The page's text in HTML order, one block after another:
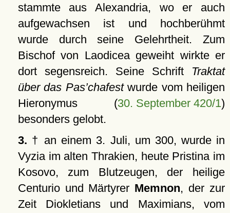
stammte aus Alexandria, wo er auch
aufgewachsen ist und hochberühmt
wurde durch seine Gelehrtheit. Zum
Bischof von Laodicea geweiht wirkte er
dort segensreich. Seine Schrift Traktat
über das Pas’chafestwurde vom heiligen
Hieronymus (30. September 420/1)
besonders gelobt.
3. † an einem 3. Juli, um 300, wurde in
Vyzia im alten Thrakien, heute Pristina im
Kosovo, zum Blutzeugen, der heilige
Centurio und Märtyrer Memnon, der zur
Zeit Diokletians und Maximians, vom